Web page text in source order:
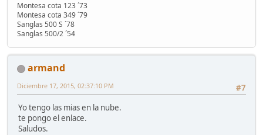
Montesa cota 123 ´73
Montesa cota 349 ´79
Sanglas 500 S ´78
Sanglas 500/2 ´54
armand
#7
Diciembre 17, 2015, 02:37:10 PM
Yo tengo las mias en la nube.
te pongo el enlace.
Saludos.